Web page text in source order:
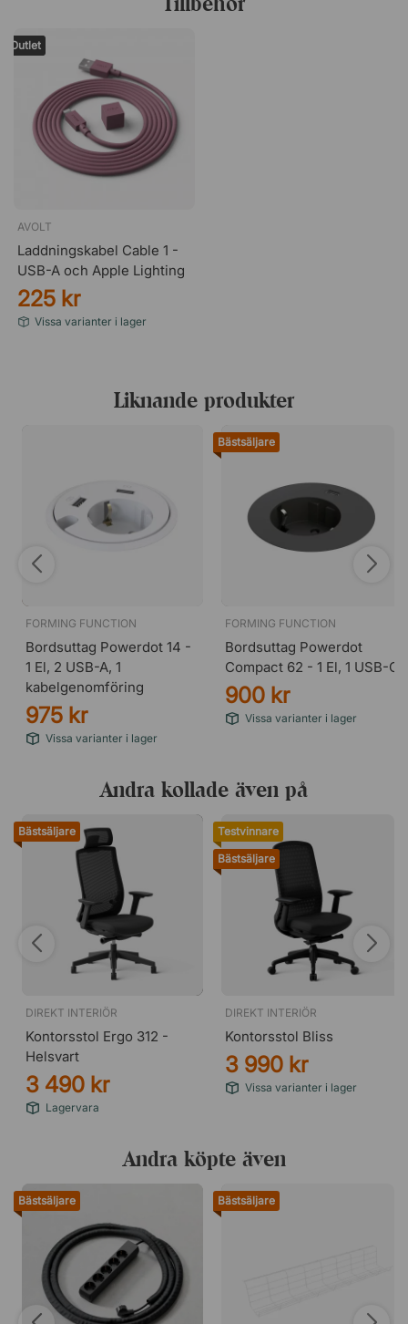
Outlet
AVOLT
Laddningskabel Cable 1 -
USB-A och Apple Lighting
225 kr
Vissa varianter i lager
Liknande produkter
FORMING FUNCTION
Bordsuttag Powerdot 14 -
1 El, 2 USB-A, 1
kabelgenomföring
975 kr
Vissa varianter i lager
Bästsäljare
FORMING FUNCTION
Bordsuttag Powerdot
Compact 62 - 1 El, 1 USB-C
900 kr
Vissa varianter i lager
Andra kollade även på
Bästsäljare
DIREKT INTERIÖR
Kontorsstol Ergo 312 -
Helsvart
3 490 kr
Lagervara
Testvinnare
Bästsäljare
DIREKT INTERIÖR
Kontorsstol Bliss
3 990 kr
Vissa varianter i lager
Andra köpte även
Bästsäljare Bästsäljare